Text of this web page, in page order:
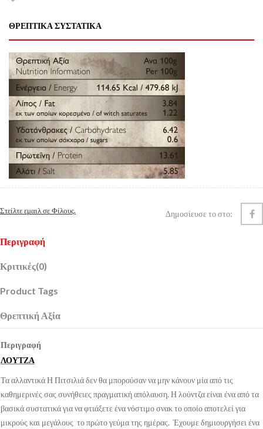
ΘΡΕΠΤΙΚΑ ΣΥΣΤΑΤΙΚΑ
Στείλτε εμαιλ σε Φίλους. Δημοσίευσε το στο:
Περιγραφή
Κριτικές(0)
Product Tags
Θρεπτική Αξία
Περιγραφή
ΛΟΥΤΖΑ
Τα αλλαντικά Η Πιτσιλιά δεν θα μπορούσαν να μην κάνουν μία από τις
καθημερινές σας συνήθειες πραγματική απόλαυση. Η λούντζα είναι ένα από τα
βασικά συστατικά για να φτιάξετε ένα νόστιμο σνακ το οποίο αποτελεί για
μικρούς και μεγάλους το πρώτο γεύμα της ημέρας. Έχουμε δημιουργήσει ένα